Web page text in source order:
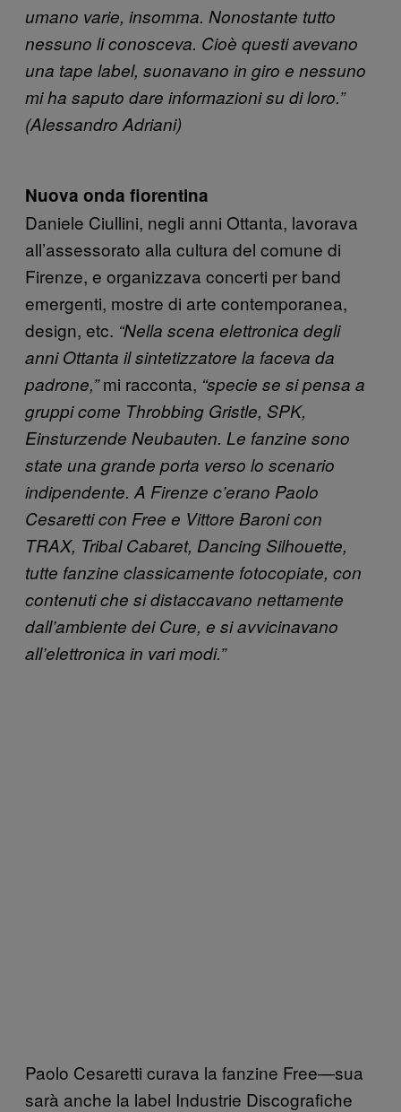
umano varie, insomma. Nonostante tutto
nessuno li conosceva. Cioè questi avevano
una tape label, suonavano in giro e nessuno
mi ha saputo dare informazioni su di loro.”
(Alessandro Adriani)
Nuova onda fiorentina
Daniele Ciullini, negli anni Ottanta, lavorava
all’assessorato alla cultura del comune di
Firenze, e organizzava concerti per band
emergenti, mostre di arte contemporanea,
design, etc. “Nella scena elettronica degli
anni Ottanta il sintetizzatore la faceva da
padrone,”mi racconta, “specie se si pensa a
gruppi come Throbbing Gristle, SPK,
Einsturzende Neubauten. Le fanzine sono
state una grande porta verso lo scenario
indipendente. A Firenze c’erano Paolo
Cesaretti con Free e Vittore Baroni con
TRAX, Tribal Cabaret, Dancing Silhouette,
tutte fanzine classicamente fotocopiate, con
contenuti che si distaccavano nettamente
dall’ambiente dei Cure, e si avvicinavano
all’elettronica in vari modi.”
Paolo Cesaretti curava la fanzine Free—sua
sarà anche la label Industrie Discografiche